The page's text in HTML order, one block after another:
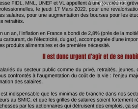
10 mars 2022